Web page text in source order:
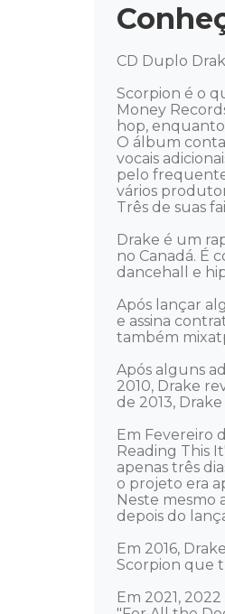
CD Duplo
Scorpion é o
Money
hop,
O álbum
vocais
pelo
vários
Três de suas
Drake é um
no Canadá. É
dancehall e
Após lançar
e assina
também
Após alguns
2010, Drake
de 2013,
Em Fevereiro
Reading This
apenas três
o projeto era
Neste mesmo
depois do
Em 2016,
Scorpion que
Em 2021,